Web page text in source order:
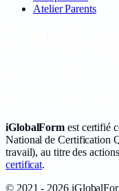
Atelier Parents
iGlobalForm est certifié
National de Certification
travail), au titre des
certificat.
© 2021 - 2026